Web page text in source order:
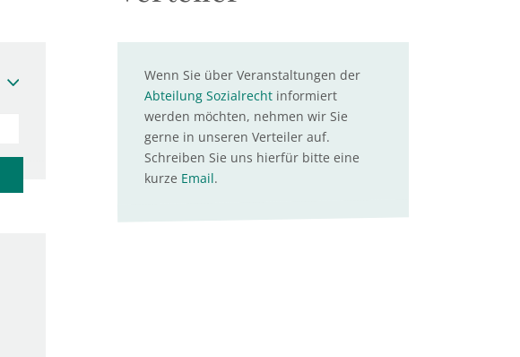
Wenn Sie über Veranstaltungen der
Abteilung Sozialrechtinformiert
werden möchten, nehmen wir Sie
gerne in unseren Verteiler auf.
Schreiben Sie uns hierfür bitte eine
kurze Email.